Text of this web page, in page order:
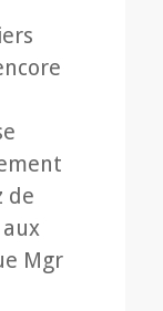
de
Mgr